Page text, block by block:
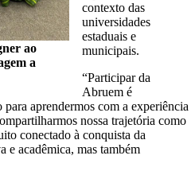
ao
a
contexto das
universidades
estaduais e
municipais.
“Participar da
Abruem é
aprendermos com a experiência
nossa trajetória como
conectado à conquista da
e acadêmica, mas também